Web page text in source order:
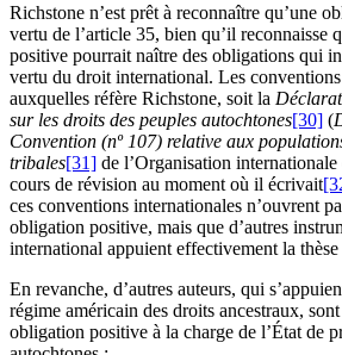
Richstone n’est prêt à reconnaître qu’une
vertu de l’article 35, bien qu’il reconnaisse
positive pourrait naître des obligations qui
vertu du droit international. Les
auxquelles réfère Richstone, soit la
sur les droits des peuples autochtones[30] (
Convention (nº 107) relative aux
tribales[31] de l’Organisation
cours de révision au moment où il écrivait
ces conventions internationales n’ouvrent
obligation positive, mais que d’autres
international appuient effectivement la
En revanche, d’autres auteurs, qui
régime américain des droits ancestraux,
obligation positive à la charge de l’État de